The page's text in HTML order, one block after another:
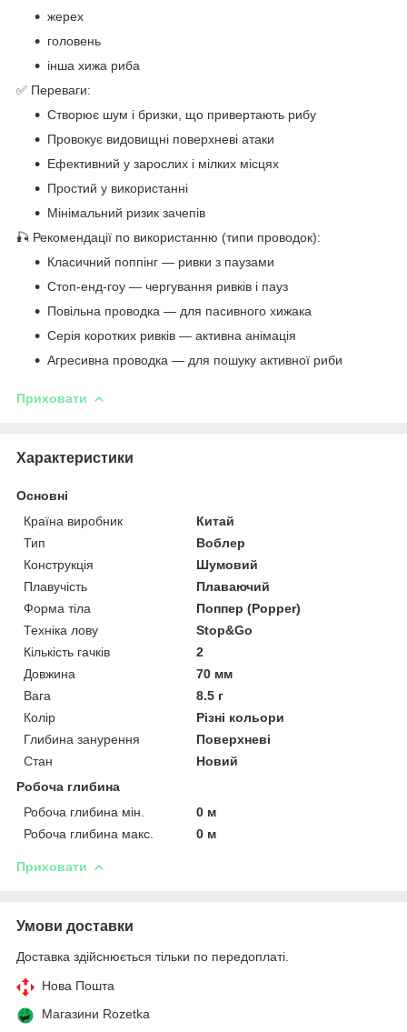
жерех
головень
інша хижа риба
✅ Переваги:
Створює шум і бризки, що привертають рибу
Провокує видовищні поверхневі атаки
Ефективний у зарослих і мілких місцях
Простий у використанні
Мінімальний ризик зачепів
🎣 Рекомендації по використанню (типи проводок):
Класичний поппінг — ривки з паузами
Стоп-енд-гоу — чергування ривків і пауз
Повільна проводка — для пасивного хижака
Серія коротких ривків — активна анімація
Агресивна проводка — для пошуку активної риби
Приховати
Характеристики
Основні
Країна виробник
Китай
Тип
Воблер
Конструкція
Шумовий
Плавучість
Плаваючий
Форма тіла
Поппер (Popper)
Техніка лову
Stop&Go
Кількість гачків
2
Довжина
70 мм
Вага
8.5 г
Колір
Різні кольори
Глибина занурення
Поверхневі
Стан
Новий
Робоча глибина
Робоча глибина мін.
0 м
Робоча глибина макс.
0 м
Приховати
Умови доставки
Доставка здійснюється тільки по передоплаті.
Нова Пошта
Магазини Rozetka